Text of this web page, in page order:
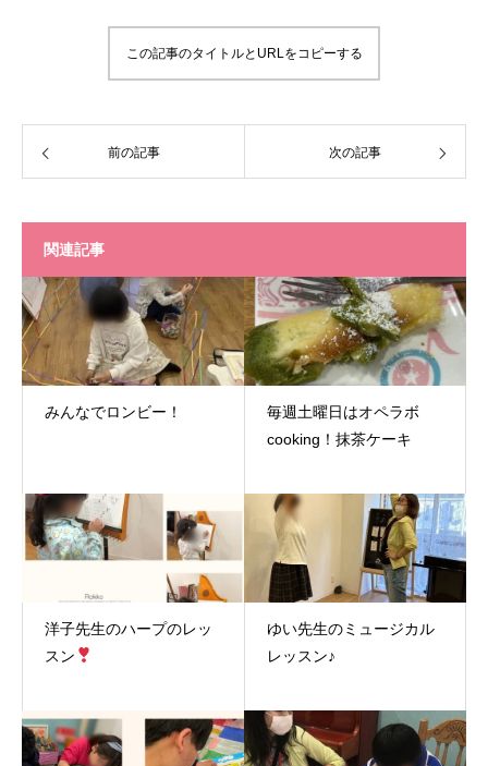
この記事のタイトルとURLをコピーする
前の記事 次の記事
関連記事
みんなでロンビー！
毎週土曜日はオペラボ
cooking！抹茶ケーキ
洋子先生のハープのレッ
スン
ゆい先生のミュージカル
レッスン♪